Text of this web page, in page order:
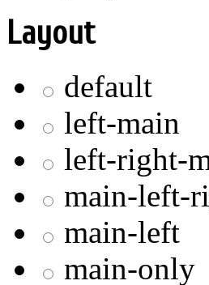
Layout
default
left-main
left-right-
main-left-
main-left
main-only